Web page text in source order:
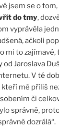
jsem se o
do tmy,
vyprávěla
ačkoli
mi to
od Jaroslava
V té
mě příliš
či
správně,
dozrálá“.